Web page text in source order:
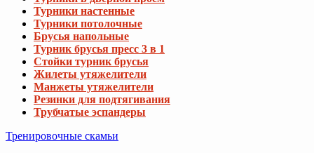
Турники настенные
Турники потолочные
Брусья напольные
Турник брусья пресс 3 в 1
Стойки турник брусья
Жилеты утяжелители
Манжеты утяжелители
Резинки для подтягивания
Трубчатые эспандеры
Тренировочные скамьи